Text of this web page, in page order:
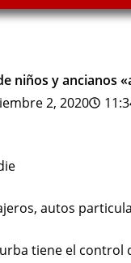
niños y ancianos
2, 2020
autos
tiene el